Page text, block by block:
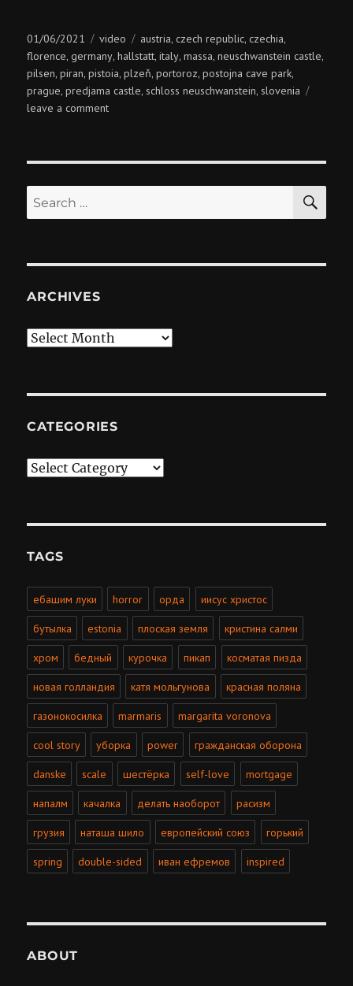
Posted
on
01/06/2021 Categories
video Tags
austria,czech republic,czechia,
florence,germany,hallstatt,italy,massa,neuschwanstein castle,
pilsen,piran,pistoia,plzeň,portoroz,postojna cave park,
prague,predjama castle, schloss neuschwanstein, slovenia
leave a commenton
road-
Search
for:
ARCHIVES
Archives
CATEGORIES
Categories
TAGS
ебашим луки horror орда иисус христос
бутылка estonia плоская земля кристина салми
хром бедный курочка пикап косматая пизда
новая голландия катя мольгунова красная поляна
газонокосилка marmaris margarita voronova
cool story уборка power гражданская оборона
danske scale шестёрка self-love mortgage
напалм качалка делать наоборот расизм
грузия наташа шило европейский союз горький
spring double-sided иван ефремов inspired
ABOUT